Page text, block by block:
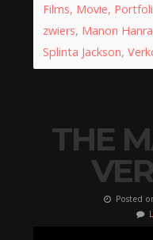
Films, Movie,
zwiers, Manon
Splinta Jackson,
THE
Posted